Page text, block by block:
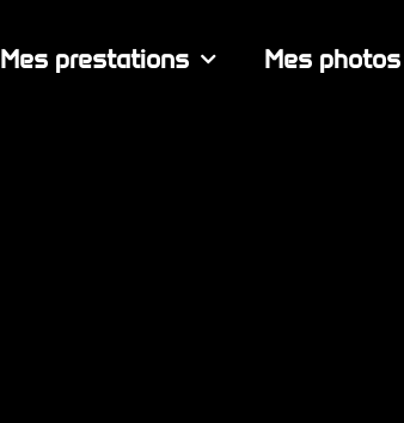
Mes prestations Mes photos